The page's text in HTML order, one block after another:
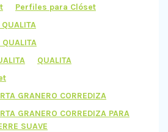
Perfiles para Clóset
QUALITA
GRANERO CORREDIZA
GRANERO CORREDIZA PARA
SUAVE